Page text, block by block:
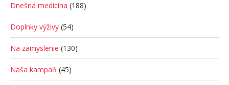
Dnešná medicína (188)
Doplnky výživy (54)
Na zamyslenie (130)
Naša kampaň (45)